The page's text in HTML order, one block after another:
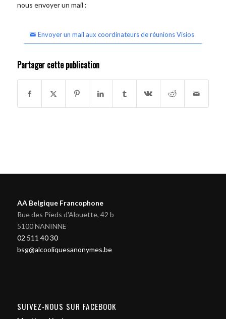
nous envoyer un mail :
Envoyer un mail aux coordinateurs de réunions Visios
Partager cette publication
AA Belgique Francophone
Rue des Pieds d'Alouette, 42 b
5100 NANINNE
02 511 40 30
bsg@alcooliquesanonymes.be
SUIVEZ-NOUS SUR FACEBOOK